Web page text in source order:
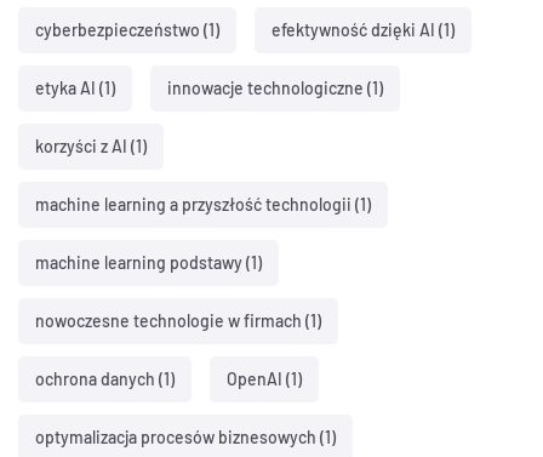
cyberbezpieczeństwo (1) efektywność dzięki AI (1)
etyka AI (1) innowacje technologiczne (1)
korzyści z AI (1)
machine learning a przyszłość technologii (1)
machine learning podstawy(1)
nowoczesne technologie w firmach (1)
ochrona danych (1) OpenAI (1)
optymalizacja procesów biznesowych (1)